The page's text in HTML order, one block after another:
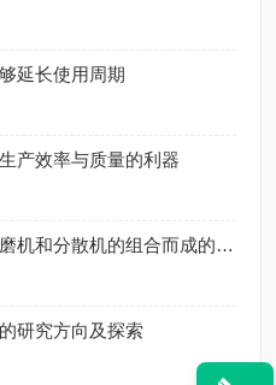
延长使用周期
产效率与质量的利器
锂电池浆料分散机是由研磨机和分散机的组合而成的一体化设备
研究方向及探索